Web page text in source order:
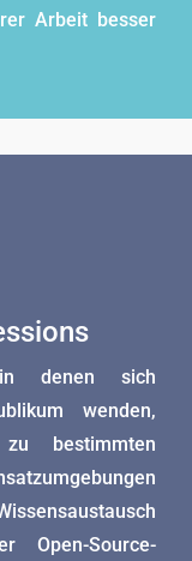
Arbeit besser
denen sich
wenden,
bestimmten
Open-Source-